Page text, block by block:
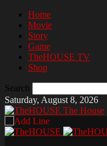
Home
Movie
Story
Game
TheHOUSE TV
Shop
Search
Saturday, August 8, 2026
The House